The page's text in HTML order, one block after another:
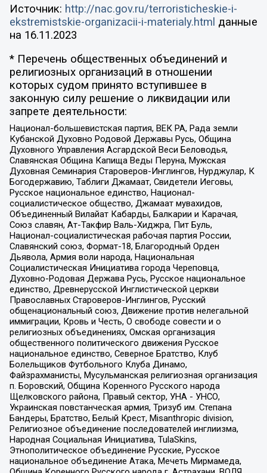
Источник: http://nac.gov.ru/terroristicheskie-i-
ekstremistskie-organizacii-i-materialy.html данные
на 16.11.2023
* Перечень общественных объединений и
религиозных организаций в отношении
которых судом принято вступившее в
законную силу решение о ликвидации или
запрете деятельности:
Национал-большевистская партия, ВЕК РА, Рада земли
Кубанской Духовно Родовой Державы Русь, Община
Духовного Управления Асгардской Веси Беловодья,
Славянская Община Капища Веды Перуна, Мужская
Духовная Семинария Староверов-Инглингов, Нурджулар, К
Богодержавию, Таблиги Джамаат, Свидетели Иеговы,
Русское национальное единство, Национал-
социалистическое общество, Джамаат мувахидов,
Объединенный Вилайат Кабарды, Балкарии и Карачая,
Союз славян, Ат-Такфир Валь-Хиджра, Пит Буль,
Национал-социалистическая рабочая партия России,
Славянский союз, Формат-18, Благородный Орден
Дьявола, Армия воли народа, Национальная
Социалистическая Инициатива города Череповца,
Духовно-Родовая Держава Русь, Русское национальное
единство, Древнерусской Инглистической церкви
Православных Староверов-Инглингов, Русский
общенациональный союз, Движение против нелегальной
иммиграции, Кровь и Честь, О свободе совести и о
религиозных объединениях, Омская организация
общественного политического движения Русское
национальное единство, Северное Братство, Клуб
Болельщиков Футбольного Клуба Динамо,
Файзрахманисты, Мусульманская религиозная организация
п. Боровский, Община Коренного Русского народа
Щелковского района, Правый сектор, УНА - УНСО,
Украинская повстанческая армия, Тризуб им. Степана
Бандеры, Братство, Белый Крест, Misanthropic division,
Религиозное объединение последователей инглиизма,
Народная Социальная Инициатива, TulaSkins,
Этнополитическое объединение Русские, Русское
национальное объединение Атака, Мечеть Мирмамеда,